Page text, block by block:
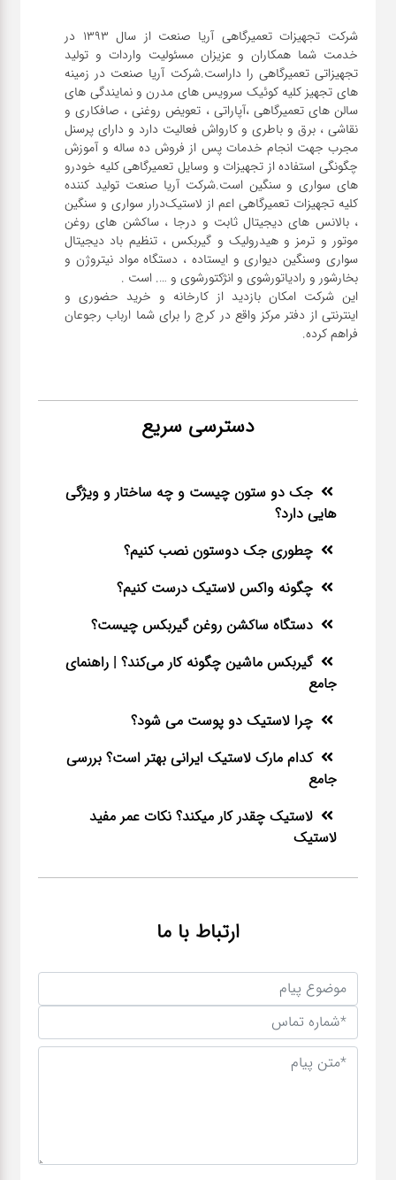
شرکت تجهیزات تعمیرگاهی آریا صنعت از سال ۱۳۹۳ در
خدمت شما همکاران و عزیزان مسئولیت واردات و تولید
تجهیزاتی تعمیرگاهی را داراست.شرکت آریا صنعت در زمینه
های تجهیز کلیه کوئیک سرویس های مدرن و نمایندگی های
سالن های تعمیرگاهی ،آپاراتی ، تعویض روغنی ، صافکاری و
نقاشی ، برق و باطری و کارواش فعالیت دارد و دارای پرسنل
مجرب جهت انجام خدمات پس از فروش ده ساله و آموزش
چگونگی استفاده از تجهیزات و وسایل تعمیرگاهی کلیه خودرو
های سواری و سنگین است.شرکت آریا صنعت تولید کننده
کلیه تجهیزات تعمیرگاهی اعم از لاستیک‌درار سواری و ‌سنگین
، بالانس های دیجیتال ثابت و درجا ، ساکشن های روغن
موتور و ترمز و هیدرولیک و گیربکس ، تنظیم باد دیجیتال
سواری و‌سنگین دیواری و ایستاده ، دستگاه مواد نیتروژن و
این شرکت امکان بازدید از کارخانه و خرید حضوری و
اینترنتی از دفتر مرکز واقع در کرج را برای شما ارباب رجوعان
فراهم کرده.
دسترسی سریع
جک دو ستون چیست و چه ساختار و ویژگی
هایی دارد؟
چطوری جک دوستون نصب کنیم؟
چگونه واکس لاستیک درست کنیم؟
دستگاه ساکشن روغن گیربکس چیست؟
گیربکس ماشین چگونه کار می‌کند؟ | راهنمای
جامع
چرا لاستیک دو پوست می شود؟
کدام مارک لاستیک ایرانی بهتر است؟ بررسی
جامع
لاستیک چقدر کار میکند؟ نکات عمر مفید
لاستیک
ارتباط با ما